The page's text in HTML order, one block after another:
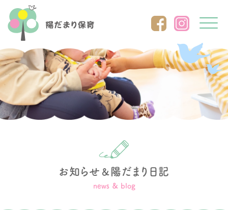
Click
お知らせ ＆ 陽だまり日記
news ＆ blog